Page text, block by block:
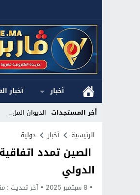
أخبار أخبار
أخر المستجدات الديوان الملكي _
Stop
Previous
الرئيسية أخبار دولية
الصين تمدد
الدولي
8 سبتمبر 2025 آخر تحديث :